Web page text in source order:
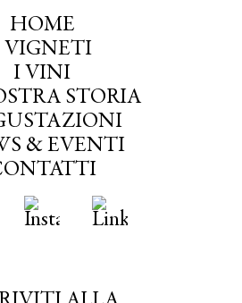
HOME
VIGNETI
I VINI
STORIA
& EVENTI